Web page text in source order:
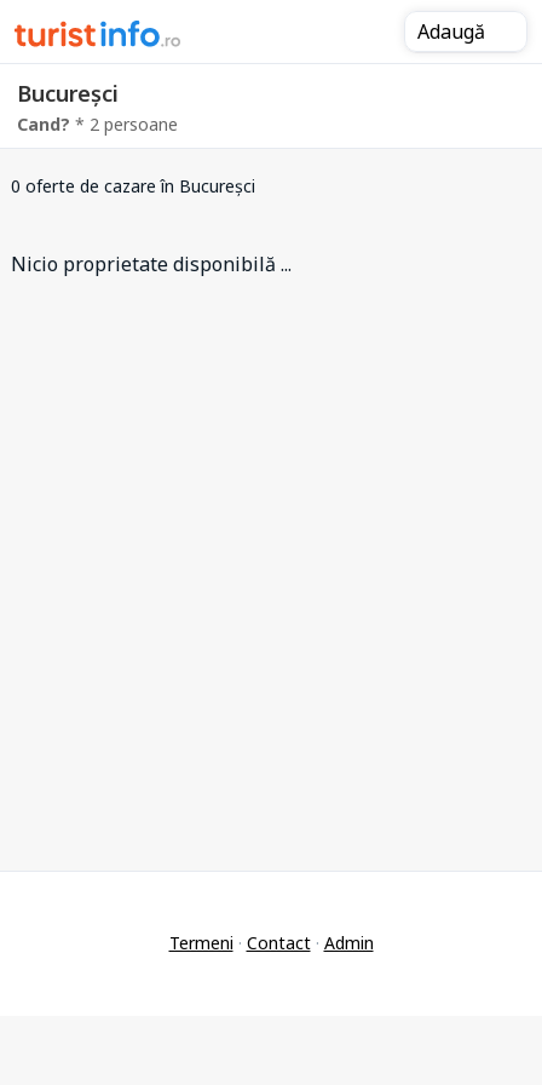
Adaugă
Bucureșci
Cand? * 2 persoane
0 oferte de cazareîn Bucureșci
Nicio proprietate disponibilă ...
Termeni · Contact· Admin